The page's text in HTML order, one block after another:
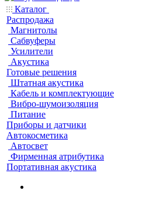
Каталог
Распродажа
Магнитолы
Сабвуферы
Усилители
Акустика
Готовые решения
Штатная акустика
Кабель и комплектующие
Вибро-шумоизоляция
Питание
Приборы и датчики
Автокосметика
Автосвет
Фирменная атрибутика
Портативная акустика